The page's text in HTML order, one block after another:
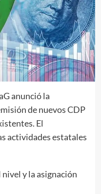
anunció la
de nuevos CDP
El
actividades estatales
y la asignación